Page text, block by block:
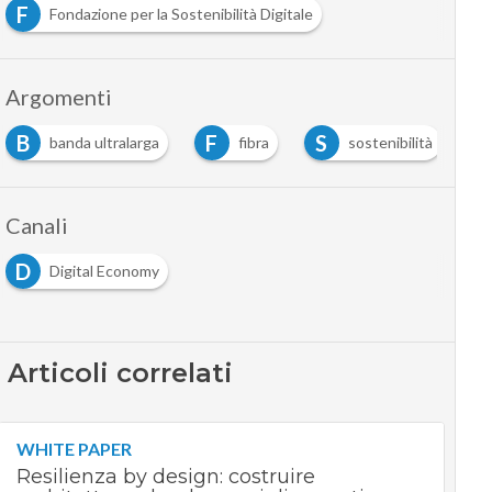
F Fondazione per la Sostenibilità Digitale
Argomenti
B
banda ultralarga F fibra S sostenibilità
Canali
D
Digital Economy
Articoli correlati
WHITE PAPER
Resilienza by design: costruire